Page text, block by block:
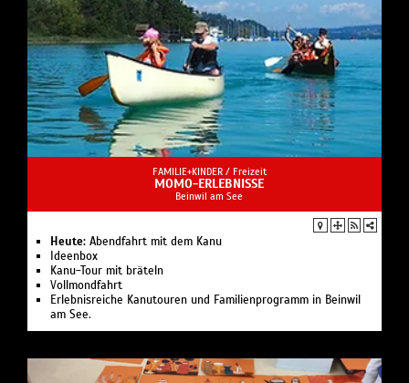
FAMILIE+KINDER / Freizeit
MOMO-ERLEBNISSE
Beinwil am See
Heute: Abendfahrt mit dem Kanu
Ideenbox
Kanu-Tour mit bräteln
Vollmondfahrt
Erlebnisreiche Kanutouren und Familienprogramm in Beinwil
am See.